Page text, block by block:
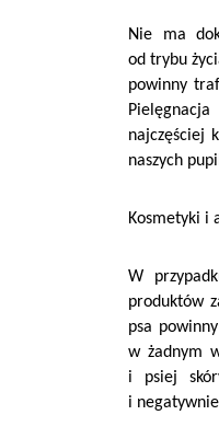
Nie ma
od trybu
powinny
najczęściej
naszych
Kosmetyki i
W
produktów
psa
w żadnym
i psiej
i